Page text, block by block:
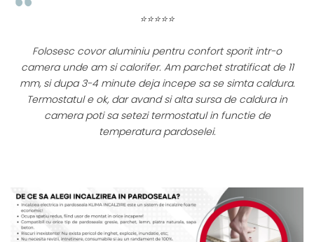
⭐⭐⭐⭐⭐
Folosesc covor aluminiu pentru confort sporit intr-o
camera unde am si calorifer. Am parchet stratificat de 11
mm, si dupa 3-4 minute deja incepe sa se simta caldura.
Termostatul e ok, dar avand si alta sursa de caldura in
camera poti sa setezi termostatul in functie de
temperatura pardoselei.